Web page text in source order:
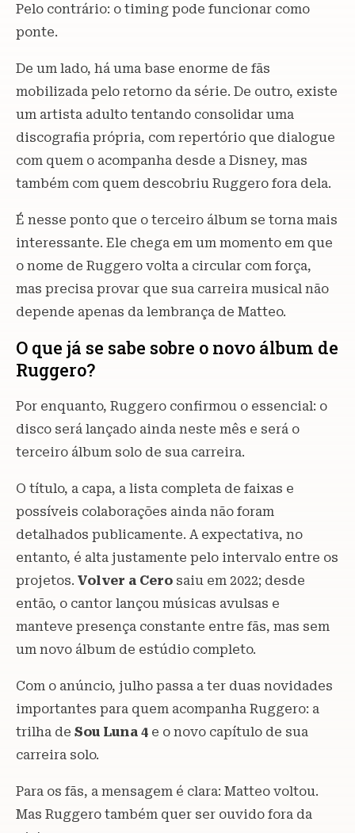
Pelo contrário: o timing pode funcionar como
ponte.
De um lado, há uma base enorme de fãs
mobilizada pelo retorno da série. De outro, existe
um artista adulto tentando consolidar uma
discografia própria, com repertório que dialogue
com quem o acompanha desde a Disney, mas
também com quem descobriu Ruggero fora dela.
É nesse ponto que o terceiro álbum se torna mais
interessante. Ele chega em um momento em que
o nome de Ruggero volta a circular com força,
mas precisa provar que sua carreira musical não
depende apenas da lembrança de Matteo.
O que já se sabe sobre o novo álbum de
Ruggero?
Por enquanto, Ruggero confirmou o essencial: o
disco será lançado ainda neste mês e será o
terceiro álbum solo de sua carreira.
O título, a capa, a lista completa de faixas e
possíveis colaborações ainda não foram
detalhados publicamente. A expectativa, no
entanto, é alta justamente pelo intervalo entre os
projetos. Volver a Cero saiu em 2022; desde
então, o cantor lançou músicas avulsas e
manteve presença constante entre fãs, mas sem
um novo álbum de estúdio completo.
Com o anúncio, julho passa a ter duas novidades
importantes para quem acompanha Ruggero: a
trilha de Sou Luna 4 e o novo capítulo de sua
carreira solo.
Para os fãs, a mensagem é clara: Matteo voltou.
Mas Ruggero também quer ser ouvido fora da